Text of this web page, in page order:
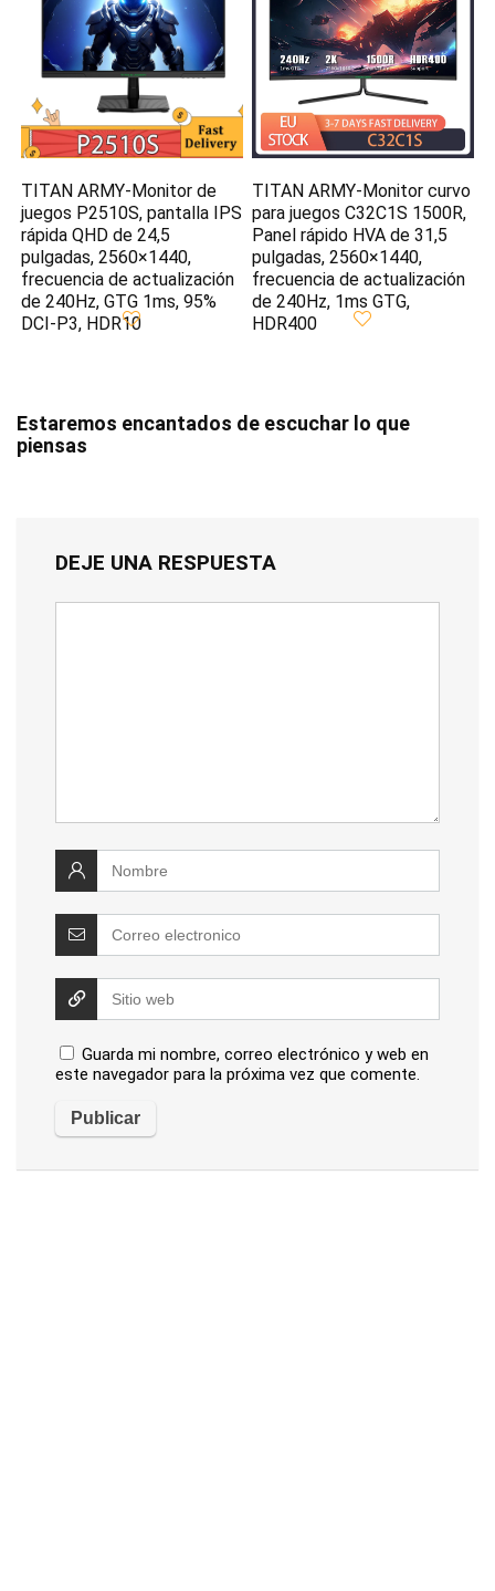
TITAN ARMY-Monitor de
juegos P2510S, pantalla IPS
rápida QHD de 24,5
pulgadas, 2560×1440,
frecuencia de actualización
de 240Hz, GTG 1ms, 95%
DCI-P3, HDR10
TITAN ARMY-Monitor curvo
para juegos C32C1S 1500R,
Panel rápido HVA de 31,5
pulgadas, 2560×1440,
frecuencia de actualización
de 240Hz, 1ms GTG,
HDR400
Estaremos encantados de escuchar lo que
piensas
DEJE UNA RESPUESTA
Guarda mi nombre, correo electrónico y web en
este navegador para la próxima vez que comente.